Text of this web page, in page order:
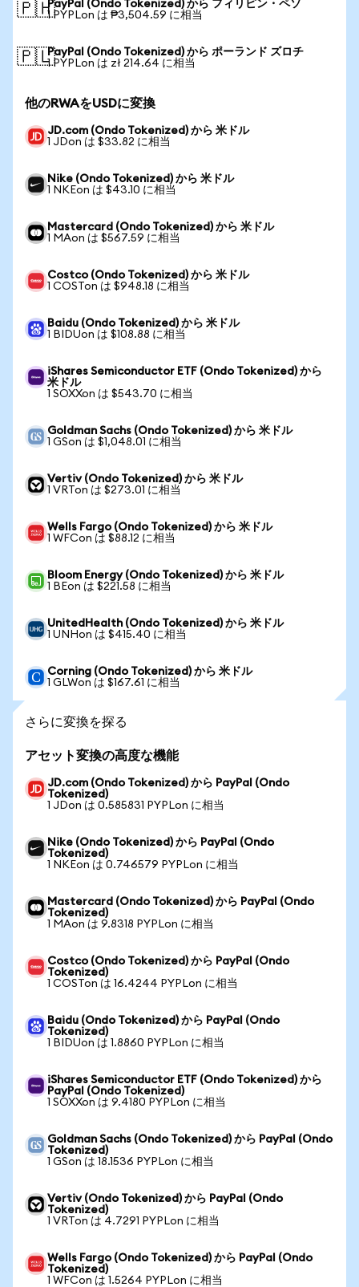
🇵🇭PayPal (Ondo Tokenized) から フィリピン・ペソ
1 PYPLon は ₱3,504.59 に相当
🇵🇱PayPal (Ondo Tokenized) から ポーランド ズロチ
1 PYPLon は zł 214.64 に相当
他のRWAをUSDに変換
JD.com (Ondo Tokenized) から 米ドル
1 JDon は $33.82 に相当
Nike (Ondo Tokenized) から 米ドル
1 NKEon は $43.10 に相当
Mastercard (Ondo Tokenized) から 米ドル
1 MAon は $567.59 に相当
Costco (Ondo Tokenized) から 米ドル
1 COSTon は $948.18 に相当
Baidu (Ondo Tokenized) から 米ドル
1 BIDUon は $108.88 に相当
iShares Semiconductor ETF (Ondo Tokenized) から
米ドル
1 SOXXon は $543.70 に相当
Goldman Sachs (Ondo Tokenized) から 米ドル
1 GSon は $1,048.01 に相当
Vertiv (Ondo Tokenized) から 米ドル
1 VRTon は $273.01 に相当
Wells Fargo (Ondo Tokenized) から 米ドル
1 WFCon は $88.12 に相当
Bloom Energy (Ondo Tokenized) から 米ドル
1 BEon は $221.58 に相当
UnitedHealth (Ondo Tokenized) から 米ドル
1 UNHon は $415.40 に相当
Corning (Ondo Tokenized) から 米ドル
1 GLWon は $167.61 に相当
さらに変換を探る
アセット変換の高度な機能
JD.com (Ondo Tokenized) から PayPal (Ondo
Tokenized)
1 JDon は 0.585831 PYPLon に相当
Nike (Ondo Tokenized) から PayPal (Ondo
Tokenized)
1 NKEon は 0.746579 PYPLon に相当
Mastercard (Ondo Tokenized) から PayPal (Ondo
Tokenized)
1 MAon は 9.8318 PYPLon に相当
Costco (Ondo Tokenized) から PayPal (Ondo
Tokenized)
1 COSTon は 16.4244 PYPLon に相当
Baidu (Ondo Tokenized) から PayPal (Ondo
Tokenized)
1 BIDUon は 1.8860 PYPLon に相当
iShares Semiconductor ETF (Ondo Tokenized) から
PayPal (Ondo Tokenized)
1 SOXXon は 9.4180 PYPLon に相当
Goldman Sachs (Ondo Tokenized) から PayPal (Ondo
Tokenized)
1 GSon は 18.1536 PYPLon に相当
Vertiv (Ondo Tokenized) から PayPal (Ondo
Tokenized)
1 VRTon は 4.7291 PYPLon に相当
Wells Fargo (Ondo Tokenized) から PayPal (Ondo
Tokenized)
1 WFCon は 1.5264 PYPLon に相当